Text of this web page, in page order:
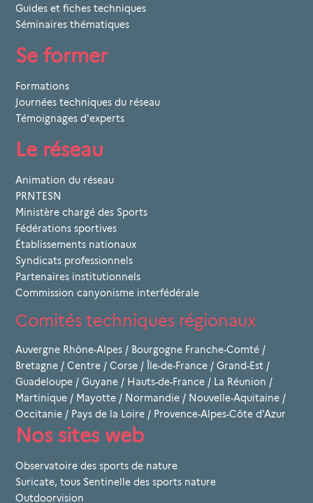
Guides et fiches techniques
Séminaires thématiques
Se former
Formations
Journées techniques du réseau
Témoignages d'experts
Le réseau
Animation du réseau
PRNTESN
Ministère chargé des Sports
Fédérations sportives
Établissements nationaux
Syndicats professionnels
Partenaires institutionnels
Commission canyonisme interfédérale
Comités techniques régionaux
Auvergne Rhône-Alpes / Bourgogne Franche-Comté /
Bretagne / Centre / Corse / Île-de-France / Grand-Est /
Guadeloupe / Guyane / Hauts-de-France / La Réunion /
Martinique / Mayotte / Normandie / Nouvelle-Aquitaine /
Occitanie / Pays de la Loire / Provence-Alpes-Côte d'Azur
Nos sites web
Observatoire des sports de nature
Suricate, tous Sentinelle des sports nature
Outdoorvision